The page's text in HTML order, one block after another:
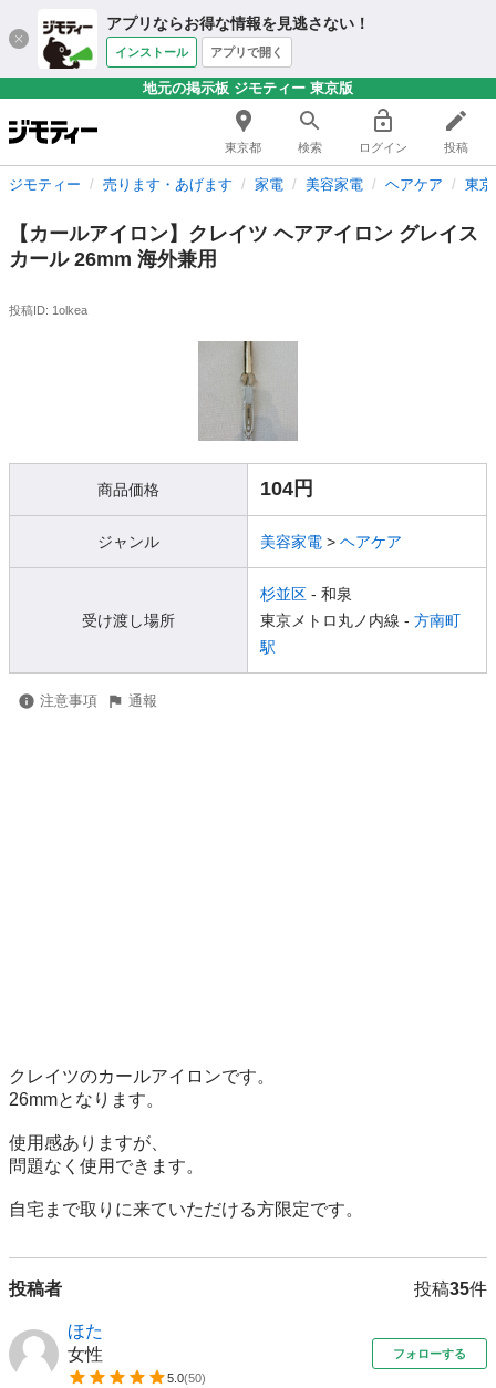
アプリならお得な情報を見逃さない！
インストール アプリで開く
地元の掲示板 ジモティー 東京版
東京都 検索 ログイン 投稿
ジモティー 売ります・あげます 家電 美容家電 ヘアケア 東
【カールアイロン】クレイツ ヘアアイロン グレイス
カール 26mm 海外兼用
投稿ID: 1olkea
商品価格 104円
ジャンル 美容家電 > ヘアケア
受け渡し場所
杉並区 - 和泉
東京メトロ丸ノ内線 - 方南町
駅
注意事項 通報
クレイツのカールアイロンです。
26mmとなります。
使用感ありますが、
問題なく使用できます。
自宅まで取りに来ていただける方限定です。
投稿者 投稿35件
ほた
女性
5.0(50)
フォローする